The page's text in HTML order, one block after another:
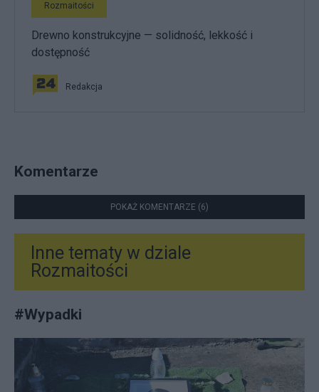
Rozmaitości
Drewno konstrukcyjne — solidność, lekkość i
dostępność
Redakcja
Komentarze
POKAŻ KOMENTARZE (6)
Inne tematy w dziale
Rozmaitości
#Wypadki